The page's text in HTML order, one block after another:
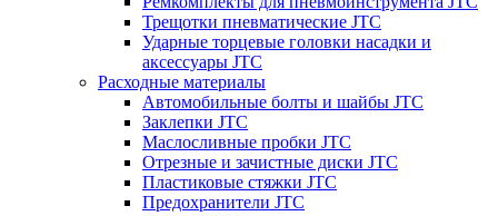
Трещотки пневматические JTC
Ударные торцевые головки насадки и
аксессуары JTC
Расходные материалы
Автомобильные болты и шайбы JTC
Заклепки JTC
Маслосливные пробки JTC
Отрезные и зачистные диски JTC
Пластиковые стяжки JTC
Предохранители JTC